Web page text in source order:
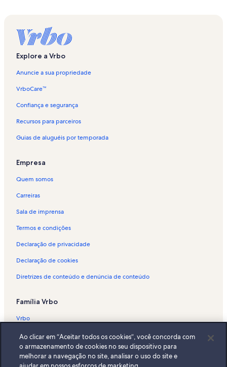
Aluguéis por temporada - Juquehy
Aluguéis por temporada - Praia de Barequecaba
Aluguéis por temporada - Maresias
Aluguéis por temporada - Praia da Feiticeira
Aluguéis por temporada - Feiticeira
Aluguéis por temporada - Litoral Norte de São Paulo
Aluguéis por temporada - São Sebastião
Aluguéis por temporada - Praia de Guaecá
Aluguéis por temporada - Praia do Julião
Aluguéis por temporada - Praia do Portinho
Aluguéis por temporada - Portinho
Aluguéis por temporada - Praia do Cabelo Gordo
Aluguéis por temporada - Ilha das Cabras
Aluguéis por temporada - Praia do Curral
Explore a Vrbo
Anuncie a sua propriedade
VrboCare™
Confiança e segurança
Recursos para parceiros
Guias de aluguéis por temporada
Empresa
Quem somos
Carreiras
Sala de imprensa
Termos e condições
Declaração de privacidade
Declaração de cookies
Diretrizes de conteúdo e denúncia de conteúdo
Família Vrbo
Vrbo
Abritel.fr
FeWo-direkt.de
Ao clicar em “Aceitar todos os cookies”, você concorda com
o armazenamento de cookies no seu dispositivo para
melhorar a navegação no site, analisar o uso do site e